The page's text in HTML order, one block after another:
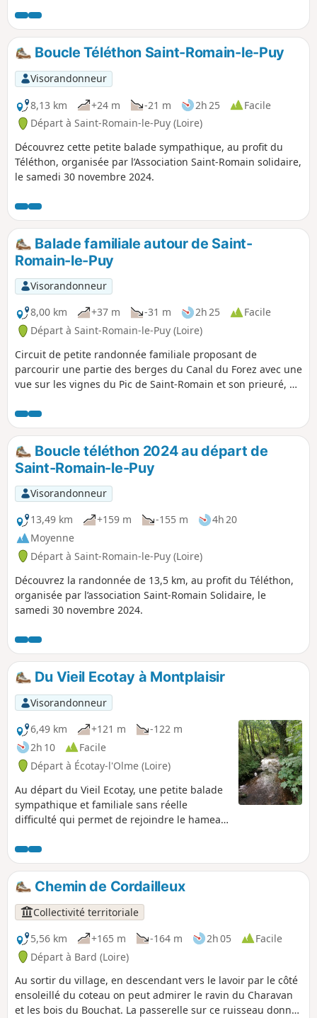
mitan de la balade la découverte de
Montarcher dressé sur son éperon
rocheux. De magnifiques croix
parsèment ce circuit.
Boucle Téléthon Saint-Romain-le-Puy
Visorandonneur
8,13 km
+24 m -21 m 2h 25
Facile
Départ à Saint-Romain-le-Puy (Loire)
Découvrez cette petite balade sympathique, au profit du
Téléthon, organisée par l’Association Saint-Romain solidaire,
le samedi 30 novembre 2024.
Balade familiale autour de Saint-
Romain-le-Puy
Visorandonneur
8,00 km
+37 m -31 m 2h 25
Facile
Départ à Saint-Romain-le-Puy (Loire)
Circuit de petite randonnée familiale proposant de
parcourir une partie des berges du Canal du Forez avec une
vue sur les vignes du Pic de Saint-Romain et son prieuré, et
Boucle téléthon 2024 au départ de
Saint-Romain-le-Puy
Visorandonneur
13,49 km
+159 m -155 m
4h 20
Moyenne
Départ à Saint-Romain-le-Puy (Loire)
Découvrez la randonnée de 13,5 km, au profit du Téléthon,
organisée par l’association Saint-Romain Solidaire, le
samedi 30 novembre 2024.
Du Vieil Ecotay à Montplaisir
Visorandonneur
6,49 km
+121 m
-122 m
2h 10
Facile
Départ à Écotay-l'Olme (Loire)
Au départ du Vieil Ecotay, une petite balade
sympathique et familiale sans réelle
difficulté qui permet de rejoindre le hameau
d'eau du Cotayet puis celui du Moingt.
Chemin de Cordailleux
Collectivité territoriale
5,56 km
+165 m -164 m 2h 05
Facile
Départ à Bard (Loire)
Au sortir du village, en descendant vers le lavoir par le côté
ensoleillé du coteau on peut admirer le ravin du Charavan
et les bois du Bouchat. La passerelle sur ce ruisseau donne